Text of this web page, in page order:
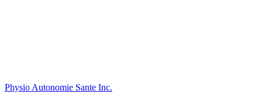
Physio Autonomie Sante Inc.